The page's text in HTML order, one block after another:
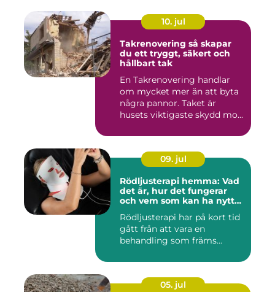
10. jul
Takrenovering så skapar
du ett tryggt, säkert och
hållbart tak
En Takrenovering handlar
om mycket mer än att byta
några pannor. Taket är
husets viktigaste skydd mo...
09. jul
Rödljusterapi hemma: Vad
det är, hur det fungerar
och vem som kan ha nytta
Rödljusterapi har på kort tid
gått från att vara en
behandling som främs...
05. jul